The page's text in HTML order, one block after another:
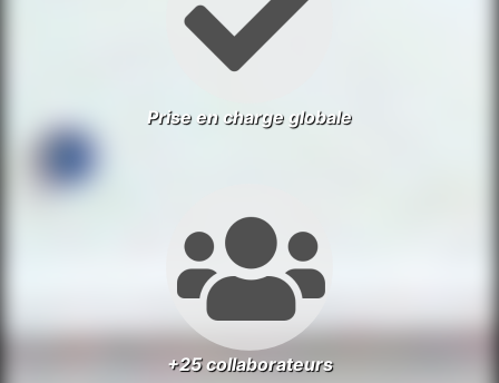
Prise en charge globale
+25 collaborateurs